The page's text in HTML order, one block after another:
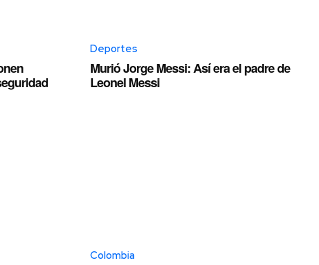
Deportes
Murió Jorge Messi: Así era el padre de
Leonel Messi
Colombia